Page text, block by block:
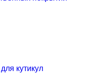
кутикул